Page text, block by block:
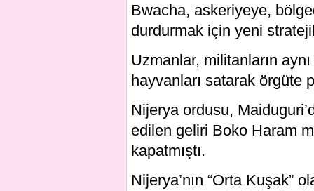
Bwacha, askeriyeye,
durdurmak için yeni
Uzmanlar, militanların
hayvanları satarak örgüte
Nijerya ordusu,
edilen geliri Boko Haram
kapatmıştı.
Nijerya’nın “Orta Kuşak”